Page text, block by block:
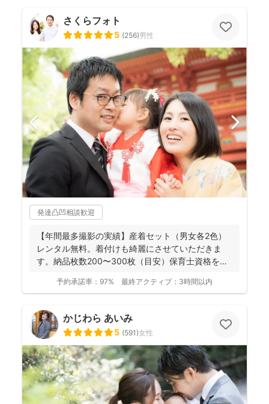
さくらフォト
5 (256)男性
発達凸凹相談歓迎
【年間最多撮影の実績】産着セット（男女各2色）
レンタル無料。着付けも綺麗にさせていただきま
す。納品枚数200〜300枚（目安）保育士資格を持
予約承諾率： 97% 最終アクティブ： 3時間以内
かじわら あいみ
5 (591)女性